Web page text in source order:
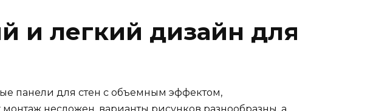
и легкий дизайн для
панели для стен с объемным эффектом,